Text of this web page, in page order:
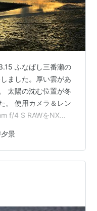
ふなばし三番瀬の
ました。厚い雲があ
太陽の沈む位置が冬
。 使用カメラ＆レン
f/4 S RAWをNX
参加中【公式】2025
夕景